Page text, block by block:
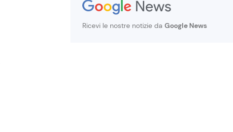
Ricevi le nostre notizie da Google News